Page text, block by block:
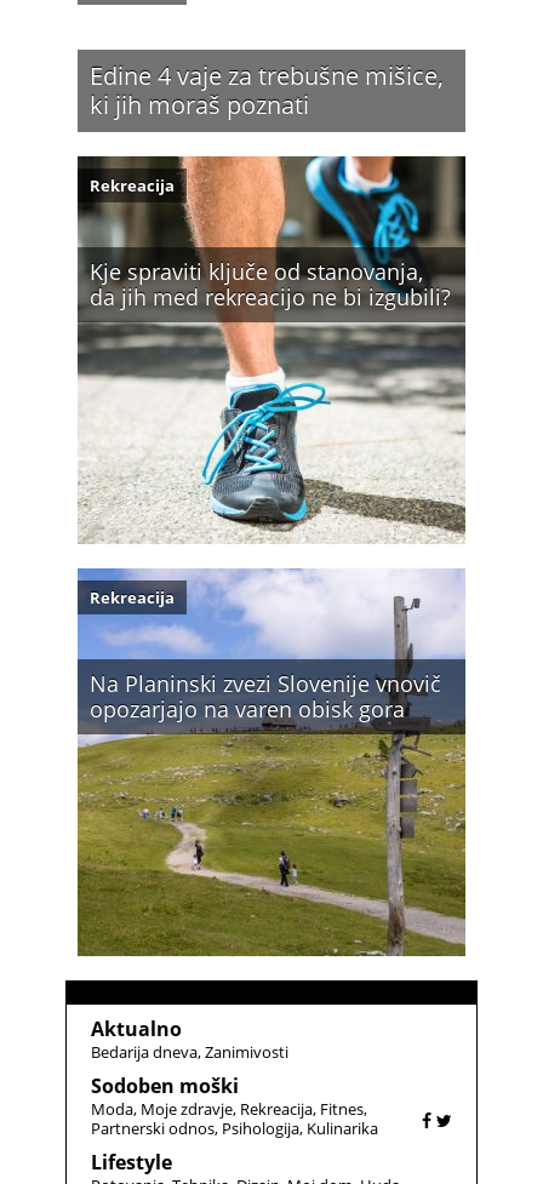
Edine 4 vaje za trebušne mišice,
ki jih moraš poznati
Kje spraviti ključe od stanovanja,
da jih med rekreacijo ne bi izgubili?
Rekreacija
Na Planinski zvezi Slovenije vnovič
opozarjajo na varen obisk gora
Rekreacija
Aktualno
Bedarija dneva Zanimivosti
Sodoben moški
Moda Moje zdravje Rekreacija Fitnes
Partnerski odnos Psihologija Kulinarika
Lifestyle